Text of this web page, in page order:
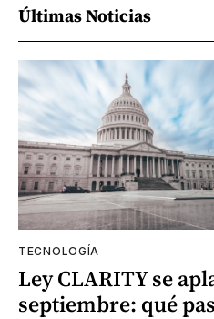
Últimas Noticias
TECNOLOGÍA
Ley CLARITY se
septiembre: qué